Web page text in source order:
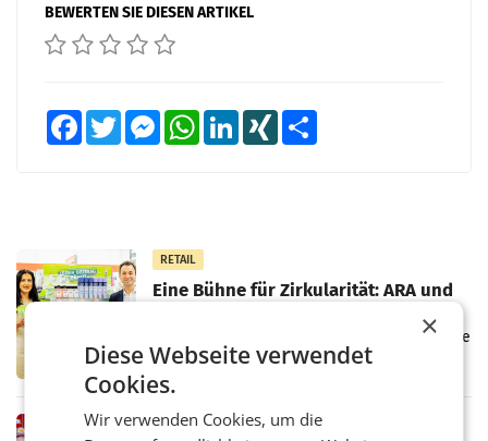
BEWERTEN SIE DIESEN ARTIKEL
FacebookTwitter MessengerWhatsAppLinkedInXING
RETAIL
Eine Bühne für Zirkularität: ARA und
Über den gesamten August hinweg rücken die
Altstoff Recycling Austria AG (ARA) und der
Handelskonzern Müller die Initiative
„Kreislauf-Helden“ in allen österreichischen
Müller-Filialen
RETAIL
×
Diese Webseite verwendet
Cookies.
Wir verwenden Cookies, um die